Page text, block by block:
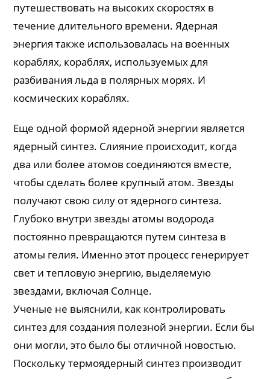
путешествовать на высоких скоростях в
течение длительного времени. Ядерная
энергия также использовалась на военных
кораблях, кораблях, используемых для
разбивания льда в полярных морях. И
космических кораблях.
Еще одной формой ядерной энергии является
ядерный синтез. Слияние происходит, когда
два или более атомов соединяются вместе,
чтобы сделать более крупный атом. Звезды
получают свою силу от ядерного синтеза.
Глубоко внутри звезды атомы водорода
постоянно превращаются путем синтеза в
атомы гелия. Именно этот процесс генерирует
свет и тепловую энергию, выделяемую
звездами, включая Солнце.
Ученые не выяснили, как контролировать
синтез для создания полезной энергии. Если бы
они могли, это было бы отличной новостью.
Поскольку термоядерный синтез производит